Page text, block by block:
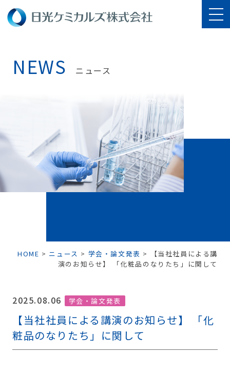
NEWS ニュース
HOME > ニュース > 学会・論文発表 >
【当社社員による講
演のお知らせ】 「化粧品のなりたち」に関して
2025.08.06 学会・論文発表
【当社社員による講演のお知らせ】 「化
粧品のなりたち」に関して